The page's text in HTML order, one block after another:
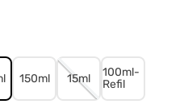
150ml 15ml
100ml-
Refil